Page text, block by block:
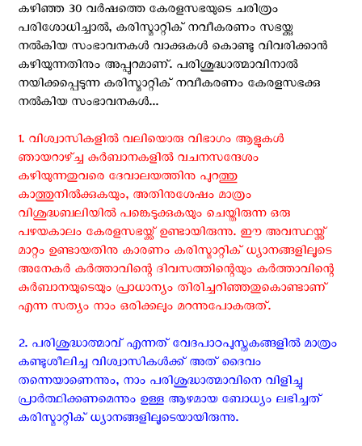
കഴിഞ്ഞ 30 വർഷത്തെ കേരളസഭയുടെ ചരിത്രം
പരിശോധിച്ചാൽ, കരിസ്മാറ്റിക് നവീകരണം സഭയ്ക്കു
നൽകിയ സംഭാവനകൾ വാക്കുകൾ കൊണ്ടു വിവരിക്കാൻ
കഴിയുന്നതിനും അപ്പുറമാണ്. പരിശുദ്ധാത്മാവിനാൽ
നയിക്കപ്പെടുന്ന കരിസ്മാറ്റിക് നവീകരണം കേരളസഭക്കു
നൽകിയ സംഭാവനകൾ...
1. വിശ്വാസികളിൽ വലിയൊരു വിഭാഗം ആളുകൾ
ഞായറാഴ്ച്ച കുർബാനകളിൽ വചനസന്ദേശം
കഴിയുന്നതുവരെ ദേവാലയത്തിനു പുറത്തു
കാത്തുനിൽക്കുകയും, അതിനുശേഷം മാത്രം
വിശുദ്ധബലിയിൽ പങ്കെടുക്കുകയും ചെയ്തിരുന്ന ഒരു
പഴയകാലം കേരളസഭയ്ക്ക് ഉണ്ടായിരുന്നു. ഈ അവസ്ഥയ്ക്ക്
മാറ്റം ഉണ്ടായതിനു കാരണം കരിസ്മാറ്റിക് ധ്യാനങ്ങളിലൂടെ
അനേകർ കർത്താവിന്റെ ദിവസത്തിന്റെയും കർത്താവിന്റെ
കുർബാനയുടെയും പ്രാധാന്യം തിരിച്ചറിഞ്ഞതുകൊണ്ടാണ്
എന്ന സത്യം നാം ഒരിക്കലും മറന്നുപോകരുത്.
2. പരിശുദ്ധാത്മാവ് എന്നത് വേദപാഠപുസ്തകങ്ങളിൽ മാത്രം
കണ്ടുശീലിച്ച വിശ്വാസികൾക്ക് അത് ദൈവം
തന്നെയാണെന്നും, നാം പരിശുദ്ധാത്മാവിനെ വിളിച്ചു
പ്രാർത്ഥിക്കണമെന്നും ഉള്ള ആഴമായ ബോധ്യം ലഭിച്ചത്
കരിസ്മാറ്റിക് ധ്യാനങ്ങളിലൂടെയായിരുന്നു.